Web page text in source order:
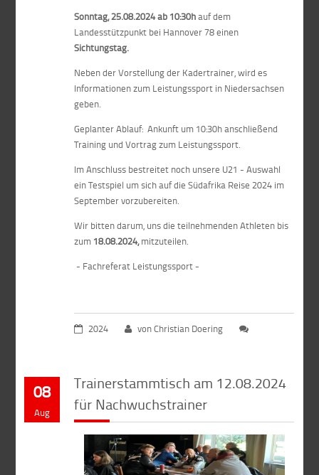
Sonntag, 25.08.2024 ab 10:30hauf dem
Landesstützpunkt bei Hannover 78 einen
Sichtungstag.
Neben der Vorstellung der Kadertrainer, wird es
Informationen zum Leistungssport in Niedersachsen
geben.
Geplanter Ablauf: Ankunft um 10:30h anschließend
Training und Vortrag zum Leistungssport.
Im Anschluss bestreitet noch unsere U21 - Auswahl
ein Testspiel um sich auf die Südafrika Reise 2024 im
September vorzubereiten.
Wir bitten darum, uns die teilnehmenden Athleten bis
zum 18.08.2024,mitzuteilen.
- Fachreferat Leistungssport -
2024 von Christian Doering
08
Aug
Trainerstammtisch am 12.08.2024
für Nachwuchstrainer